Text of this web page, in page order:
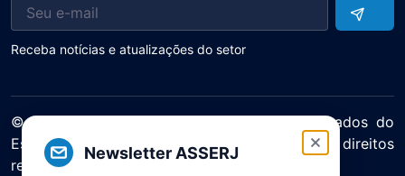
Newsletter ASSERJ
Receba notícias e atualizações do setor
© 2025 ASERJ – Associação de Supermercados do
Estado do Rio de Janeiro. Todos os direitos
reservados.